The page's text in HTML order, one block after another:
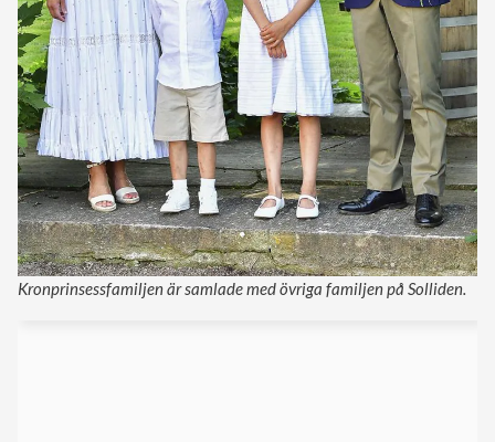
Kronprinsessfamiljen är samlade med övriga familjen på Solliden.